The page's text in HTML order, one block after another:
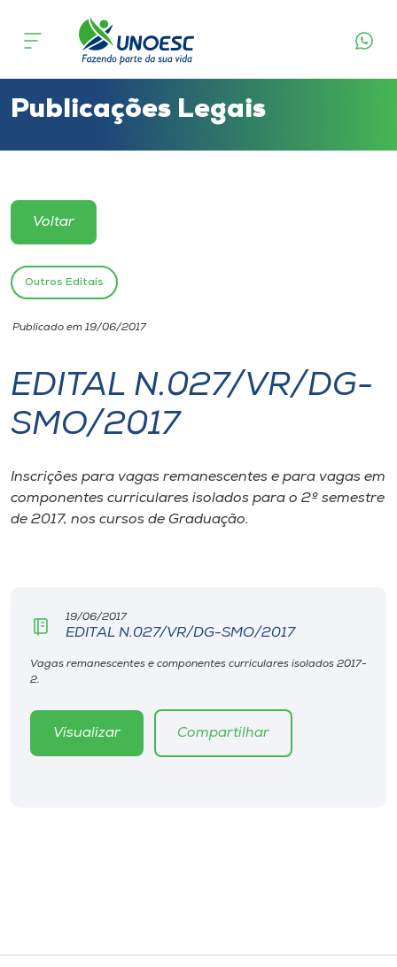
Cursos
Atendimento ao Estudante
Portal de Ensino
Unoesc
Internacionalização
I.nova
Diplomados
Rádio
Publicações Legais
Voltar
Outros Editais
Publicado em 19/06/2017
EDITAL N.027/VR/DG-
SMO/2017
Inscrições para vagas remanescentes e para vagas em
componentes curriculares isolados para o 2º semestre
de 2017, nos cursos de Graduação.
19/06/2017
EDITAL N.027/VR/DG-SMO/2017
Vagas remanescentes e componentes curriculares isolados 2017-
2.
Visualizar Compartilhar